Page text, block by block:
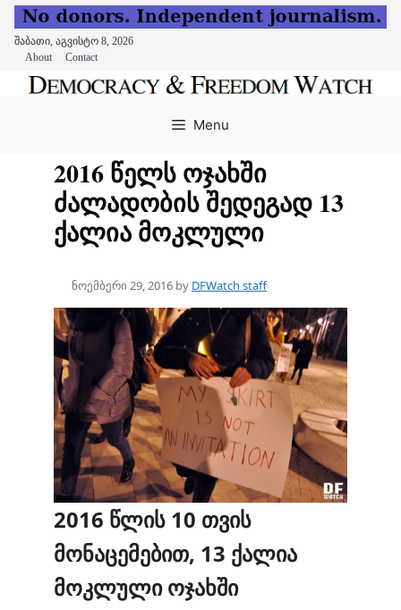
შაბათი, აგვისტო 8, 2026
About
Contact
Menu
2016 წელს ოჯახში
ძალადობის შედეგად 13
ქალია მოკლული
ნოემბერი 29, 2016 by DFWatch staff
2016 წლის 10 თვის
მონაცემებით, 13 ქალია
მოკლული ოჯახში